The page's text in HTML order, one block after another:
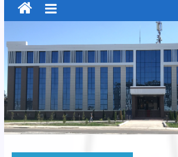
сетей"
АО
"Бухарское